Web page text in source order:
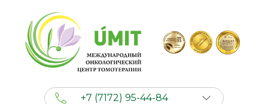
+7 (7172) 95-44-84